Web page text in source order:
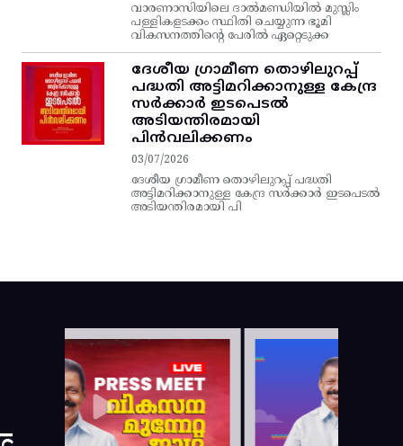
വാരണാസിയിലെ ദാൽമണ്ഡിയിൽ മുസ്ലിം
പള്ളികളടക്കം സ്ഥിതി ചെയ്യുന്ന ഭൂമി
വികസനത്തിന്റെ പേരിൽ ഏറ്റെടുക്ക
ദേശീയ ഗ്രാമീണ തൊഴിലുറപ്പ്‌
പദ്ധതി അട്ടിമറിക്കാനുള്ള കേന്ദ്ര
സര്‍ക്കാര്‍ ഇടപെടല്‍
അടിയന്തിരമായി
പിന്‍വലിക്കണം
03/07/2026
ദേശീയ ഗ്രാമീണ തൊഴിലുറപ്പ്‌ പദ്ധതി
അട്ടിമറിക്കാനുള്ള കേന്ദ്ര സര്‍ക്കാര്‍ ഇടപെടല്‍
അടിയന്തിരമായി പി